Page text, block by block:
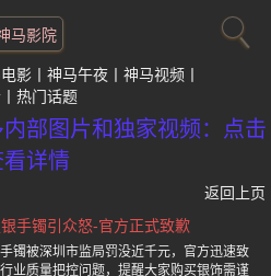
马影院
影 神马午夜
神马视频
热门话题
部图片和独家视频：点击
看详情
返回上页
手镯引众怒-官方正式致歉
镯被深圳市监局罚没近千元，官方迅速致
业质量把控问题，提醒大家购买银饰需谨